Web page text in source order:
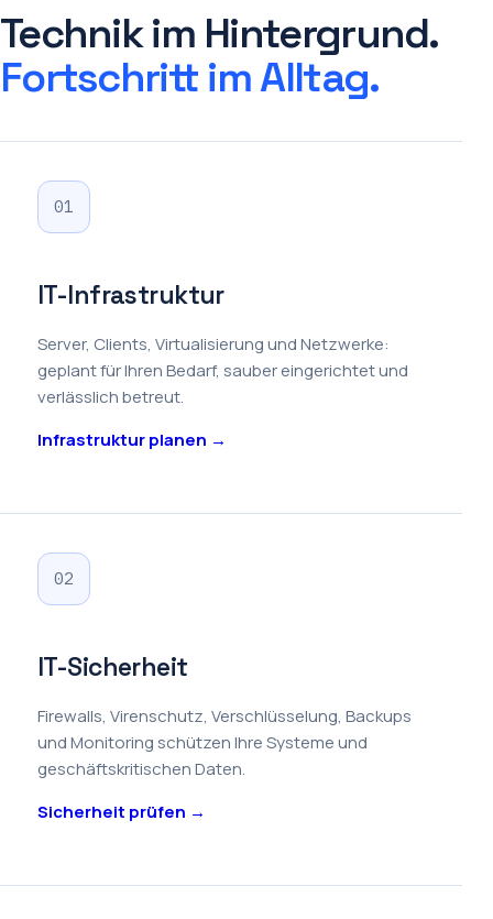
Technik im Hintergrund.
Fortschritt im Alltag.
01
IT-Infrastruktur
Server, Clients, Virtualisierung und Netzwerke:
geplant für Ihren Bedarf, sauber eingerichtet und
verlässlich betreut.
Infrastruktur planen →
02
IT-Sicherheit
Firewalls, Virenschutz, Verschlüsselung, Backups
und Monitoring schützen Ihre Systeme und
geschäftskritischen Daten.
Sicherheit prüfen →